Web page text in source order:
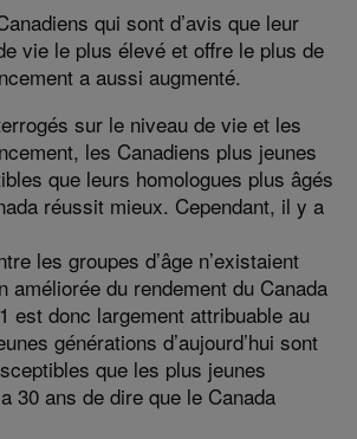
qui sont d’avis que leur
vie le plus élevé et offre le plus de
a aussi augmenté.
sur le niveau de vie et les
les Canadiens plus jeunes
que leurs homologues plus âgés
réussit mieux. Cependant, il y a
les groupes d’âge n’existaient
améliorée du rendement du Canada
est donc largement attribuable au
générations d’aujourd’hui sont
que les plus jeunes
30 ans de dire que le Canada